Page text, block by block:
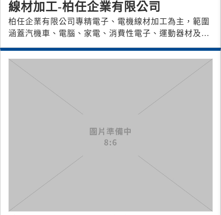
線材加工-柏任企業有限公司
柏任企業有限公司專精電子、電機線材加工為主，範圍
涵蓋汽機車、電腦、家電、消費性電子、運動器材及工